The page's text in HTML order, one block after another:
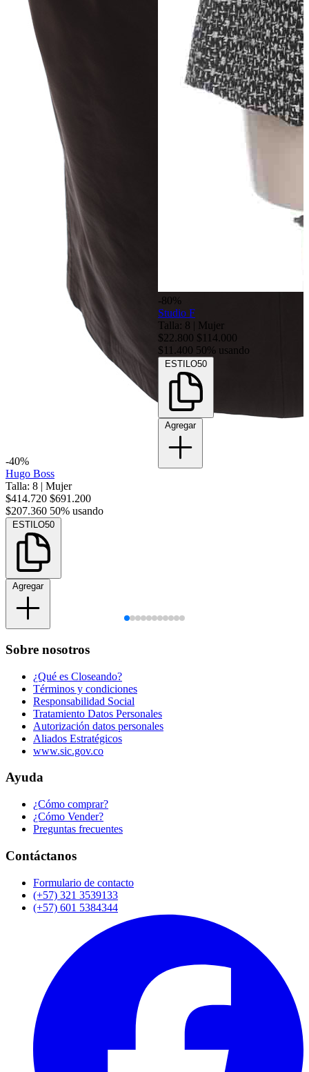
-40%
Hugo Boss
Talla: 8 | Mujer
$414.720 $691.200
$207.360 50% usando
ESTILO50
Agregar
-80%
Studio F
Talla: 8 | Mujer
$22.800 $114.000
$11.400 50% usando
ESTILO50
Agregar
Sobre nosotros
¿Qué es Closeando?
Términos y condiciones
Responsabilidad Social
Tratamiento Datos Personales
Autorización datos personales
Aliados Estratégicos
www.sic.gov.co
Ayuda
¿Cómo comprar?
¿Cómo Vender?
Preguntas frecuentes
Contáctanos
Formulario de contacto
(+57) 321 3539133
(+57) 601 5384344